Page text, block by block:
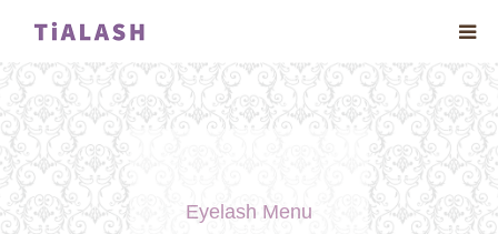
Eyelash Menu
Home
TiALASH
Eyelash